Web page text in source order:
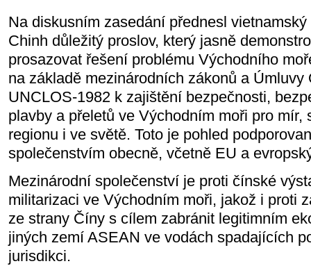
Na diskusním zasedání přednesl
Chinh důležitý proslov, který jasně
prosazovat řešení problému Východního
na základě mezinárodních zákonů a Úmluvy
UNCLOS-1982 k zajištění bezpečnosti,
plavby a přeletů ve Východním moři pro mír,
regionu i ve světě. Toto je pohled
společenstvím obecně, včetně EU a
Mezinárodní společenství je proti čínské
militarizaci ve Východním moři, jakož i proti
ze strany Číny s cílem zabránit legitimním
jiných zemí ASEAN ve vodách spadajících
jurisdikci.